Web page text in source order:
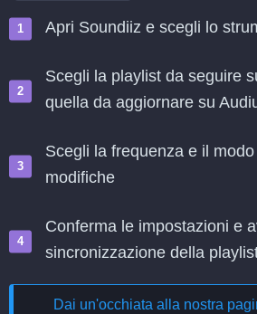
Apri Soundiiz e scegli lo
Scegli la playlist da seguire
quella da aggiornare su
Scegli la frequenza e il
modifiche
Conferma le impostazioni e
sincronizzazione della
Dai un'occhiata alla nostra